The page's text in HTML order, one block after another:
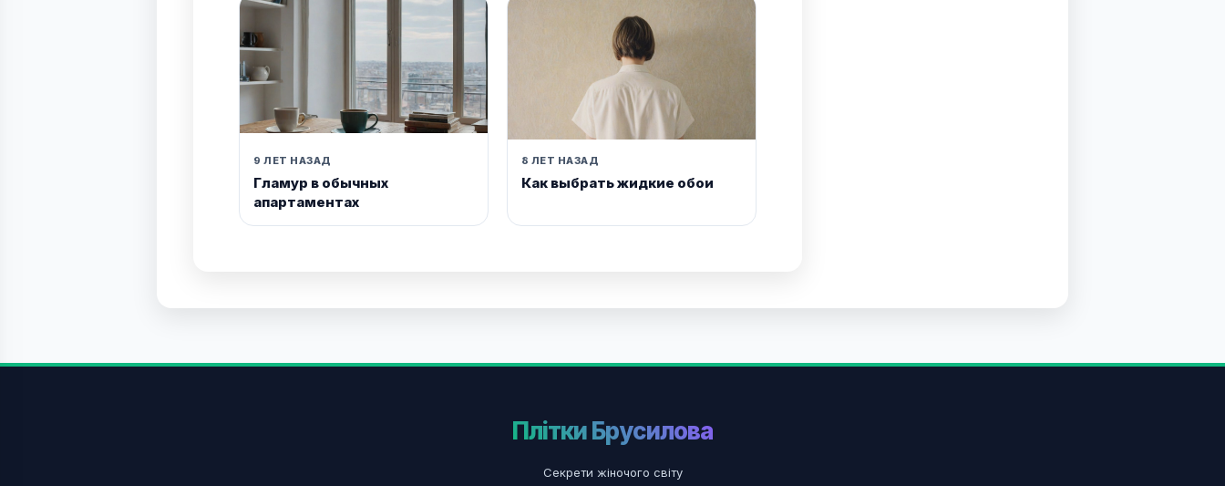
9 ЛЕТ НАЗАД
Гламур в обычных
апартаментах
8 ЛЕТ НАЗАД
Как выбрать жидкие обои
Плітки Брусилова
Секрети жіночого світу